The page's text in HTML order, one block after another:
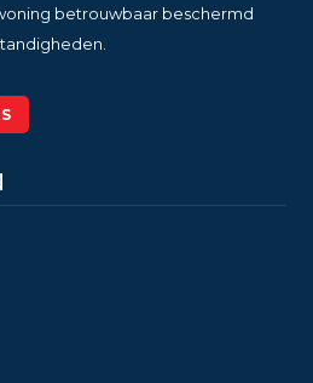
betrouwbaar beschermd